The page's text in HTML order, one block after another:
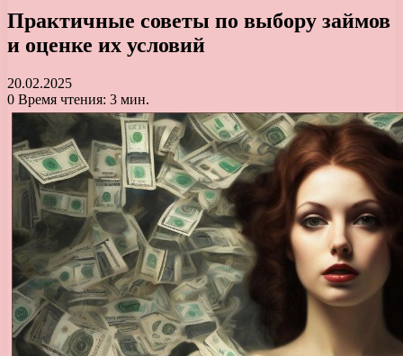
Практичные советы по выбору займов
и оценке их условий
20.02.2025
0 Время чтения: 3 мин.